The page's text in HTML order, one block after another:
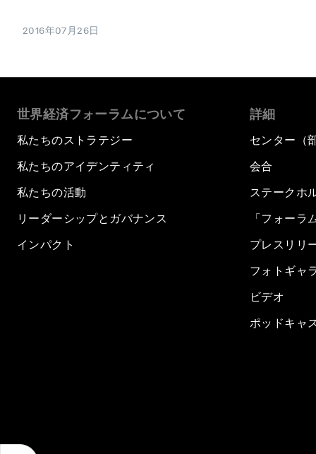
2016年07月26日
世界経済フォーラムについて
私たちのストラテジー
私たちのアイデンティティ
私たちの活動
リーダーシップとガバナンス
インパクト
詳細
センター（
会合
ステークホ
「フォーラ
プレスリリ
フォトギャ
ビデオ
ポッドキャ